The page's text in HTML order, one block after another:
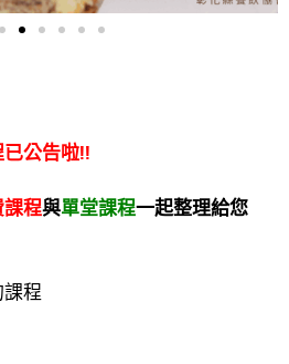
公告啦!!
課程與單堂課程一起整理給您
程